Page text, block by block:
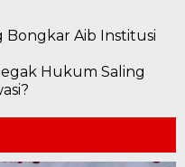
Bongkar Aib Institusi
Hukum Saling